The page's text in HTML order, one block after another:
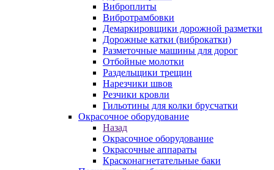
Виброплиты
Вибротрамбовки
Демаркировщики дорожной разметки
Дорожные катки (виброкатки)
Разметочные машины для дорог
Отбойные молотки
Раздельщики трещин
Нарезчики швов
Резчики кровли
Гильотины для колки брусчатки
Окрасочное оборудование
Назад
Окрасочное оборудование
Окрасочные аппараты
Красконагнетательные баки